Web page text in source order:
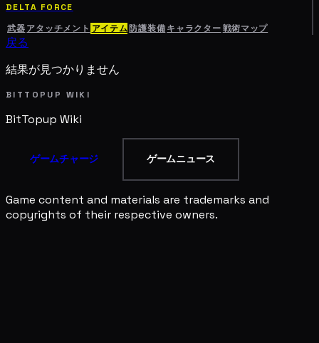
DELTA FORCE
武器アタッチメント アイテム防護装備キャラクター戦術マップ
戻る
結果が見つかりません
BITTOPUP WIKI
BitTopup Wiki
ゲームチャージ ゲームニュース
Game content and materials are trademarks and
copyrights of their respective owners.